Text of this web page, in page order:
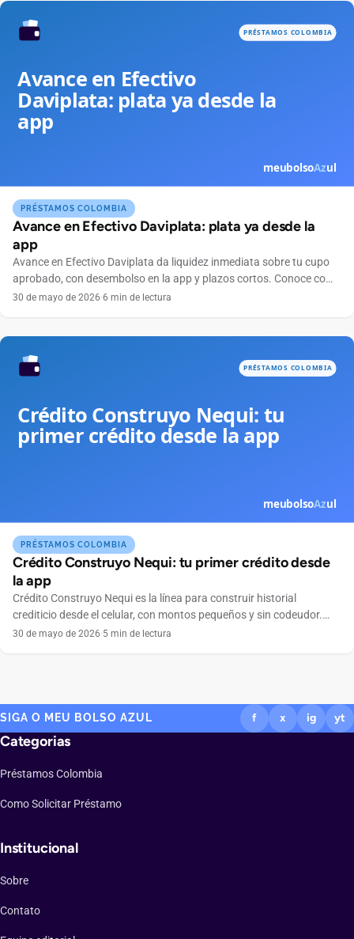
PRÉSTAMOS COLOMBIA
Avance en Efectivo Daviplata: plata ya desde la
app
Avance en Efectivo Daviplata da liquidez inmediata sobre tu cupo
aprobado, con desembolso en la app y plazos cortos. Conoce como
funciona en Colombia.
30 de mayo de 2026·6 min de lectura
PRÉSTAMOS COLOMBIA
Crédito Construyo Nequi: tu primer crédito desde
la app
Crédito Construyo Nequi es la línea para construir historial
crediticio desde el celular, con montos pequeños y sin codeudor.
Conoce cómo funciona.
30 de mayo de 2026·5 min de lectura
SIGA O MEU BOLSO AZUL f x ig yt
Categorias
Préstamos Colombia
Como Solicitar Préstamo
Institucional
Sobre
Contato